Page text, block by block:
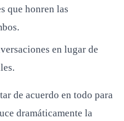
que honren las
en lugar de
de acuerdo en todo para
dramáticamente la